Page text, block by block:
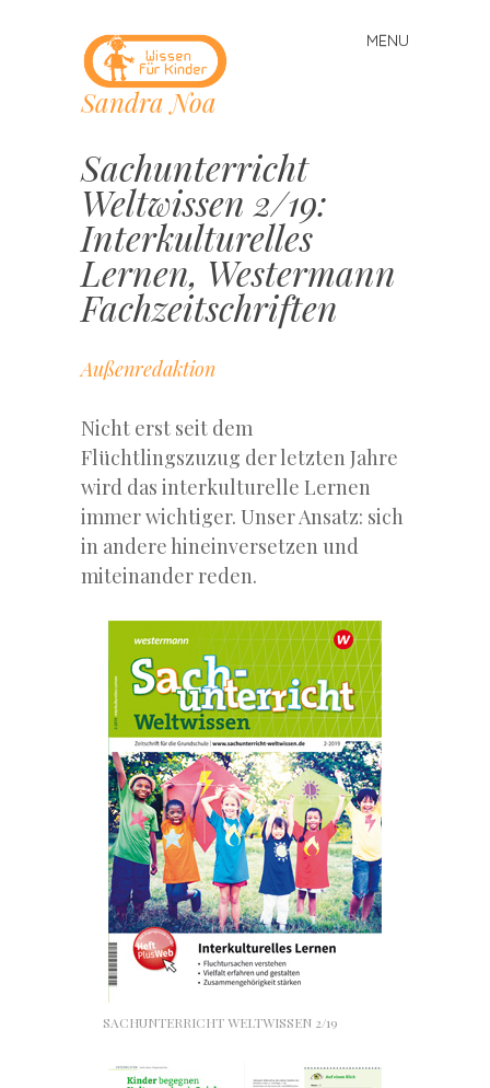
Sandra Noa
MENU
Skip
to
content
Sachunterricht
Weltwissen 2/19:
Interkulturelles
Lernen, Westermann
Fachzeitschriften
Außenredaktion
Nicht erst seit dem
Flüchtlingszuzug der letzten Jahre
wird das interkulturelle Lernen
immer wichtiger. Unser Ansatz: sich
in andere hineinversetzen und
miteinander reden.
SACHUNTERRICHT WELTWISSEN 2/19